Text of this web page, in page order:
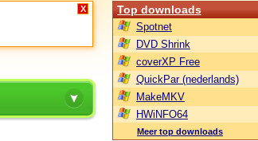
X Top downloads
Spotnet
DVD Shrink
coverXP Free
QuickPar (nederlands)
MakeMKV
HWiNFO64
Meer top downloads